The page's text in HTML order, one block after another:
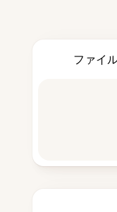
ファイ